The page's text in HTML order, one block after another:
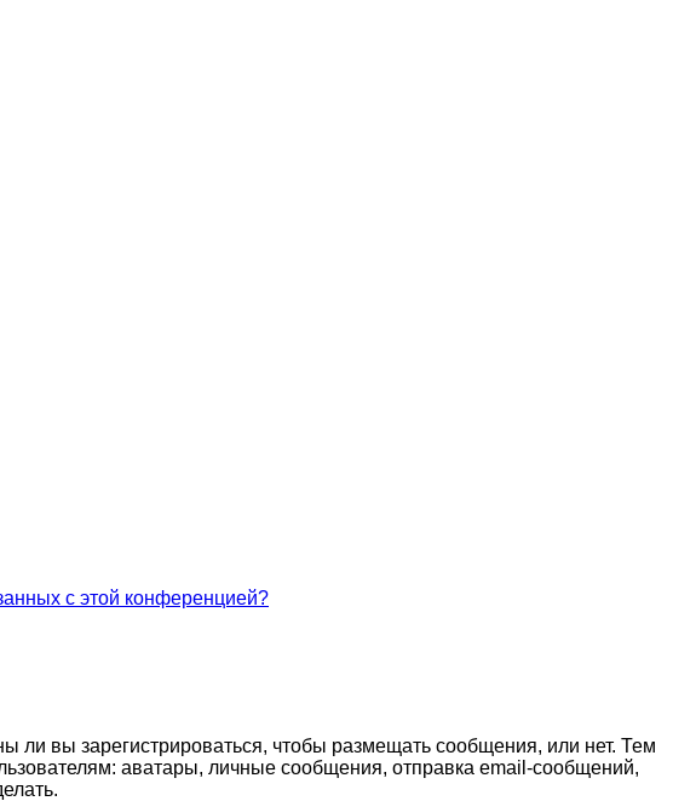
с этой конференцией?
ли вы зарегистрироваться, чтобы размещать сообщения, или нет. Тем
аватары, личные сообщения, отправка email-сообщений,